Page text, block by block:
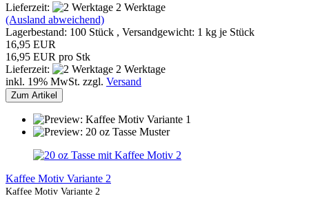
Lieferzeit:
2 Werktage
(Ausland abweichend)
Lagerbestand: 100 Stück , Versandgewicht: 1 kg je Stück
16,95 EUR
16,95 EUR pro Stk
Lieferzeit:
2 Werktage
inkl. 19% MwSt. zzgl. Versand
Zum Artikel
Kaffee Motiv Variante 2
Kaffee Motiv Variante 2